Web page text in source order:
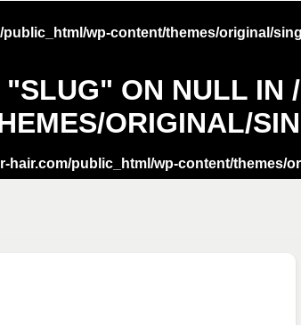
public_html/wp-content/themes/original/
"SLUG" ON NULL IN
ORIGINAL/
hair.com/public_html/wp-content/themes/